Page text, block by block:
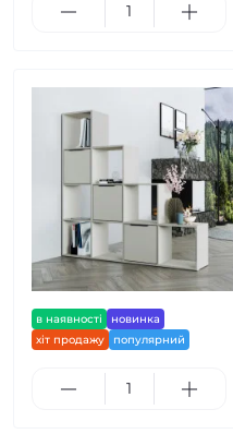
в наявності
новинка
хіт продажу
популярний